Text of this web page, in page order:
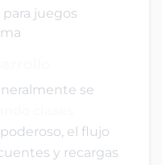
juegos
se
el flujo
y recargas